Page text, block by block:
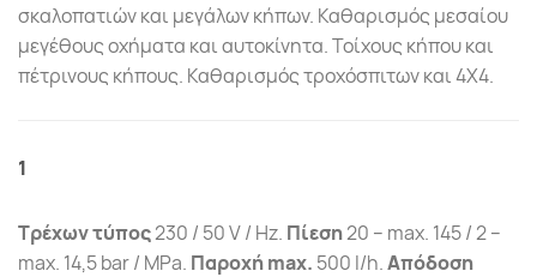
σκαλοπατιών και μεγάλων κήπων. Καθαρισμός μεσαίου
μεγέθους οχήματα και αυτοκίνητα. Τοίχους κήπου και
πέτρινους κήπους. Καθαρισμός τροχόσπιτων και 4X4.
1
Τρέχων τύπος230 / 50 V / Hz. Πίεση20 – max. 145 / 2 –
max. 14,5 bar / MPa. Παροχή max. 500 l/h.Απόδοση